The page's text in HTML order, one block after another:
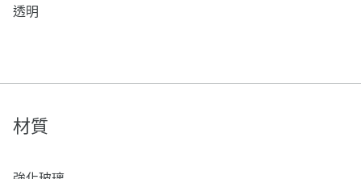
透明
材質